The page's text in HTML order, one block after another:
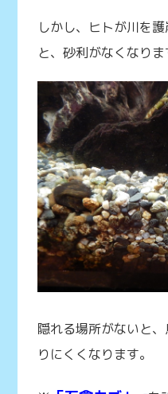
しかし、ヒトが川を
と、砂利がなくなりま
隠れる場所がないと
りにくくなります。